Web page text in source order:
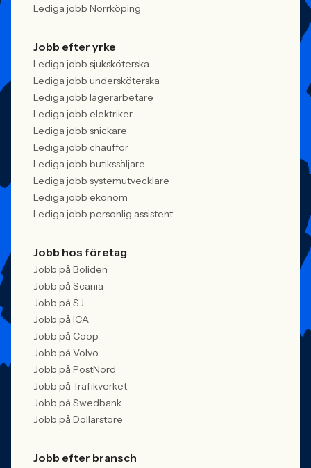
Lediga jobb Norrköping
Jobb efter yrke
Lediga jobb sjuksköterska
Lediga jobb undersköterska
Lediga jobb lagerarbetare
Lediga jobb elektriker
Lediga jobb snickare
Lediga jobb chaufför
Lediga jobb butikssäljare
Lediga jobb systemutvecklare
Lediga jobb ekonom
Lediga jobb personlig assistent
Jobb hos företag
Jobb på Boliden
Jobb på Scania
Jobb på SJ
Jobb på ICA
Jobb på Coop
Jobb på Volvo
Jobb på PostNord
Jobb på Trafikverket
Jobb på Swedbank
Jobb på Dollarstore
Jobb efter bransch